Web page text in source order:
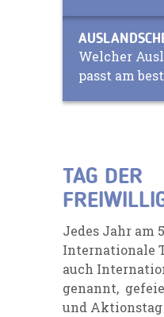
Welcher
passt am
TAG DER
Jedes Jahr am
Internationale
auch
genannt,
und